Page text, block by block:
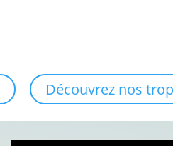
Découvrez nos